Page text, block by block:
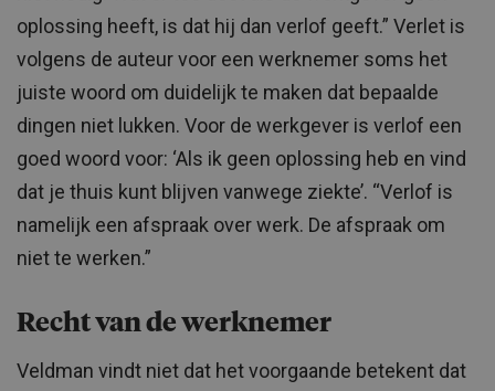
oplossing heeft, is dat hij dan verlof geeft.” Verlet is
volgens de auteur voor een werknemer soms het
juiste woord om duidelijk te maken dat bepaalde
dingen niet lukken. Voor de werkgever is verlof een
goed woord voor: ‘Als ik geen oplossing heb en vind
dat je thuis kunt blijven vanwege ziekte’. “Verlof is
namelijk een afspraak over werk. De afspraak om
niet te werken.”
Recht van de werknemer
Veldman vindt niet dat het voorgaande betekent dat